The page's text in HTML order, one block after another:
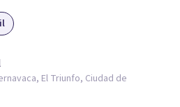
y el trabajo conjunto para
favorezcan el bienestar
es un acto de valentía y
acompañarte para que puedas
estás viviendo, fortalecer tus
El Triunfo, Ciudad de